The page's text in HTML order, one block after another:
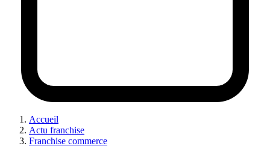
Accueil
Actu franchise
Franchise commerce